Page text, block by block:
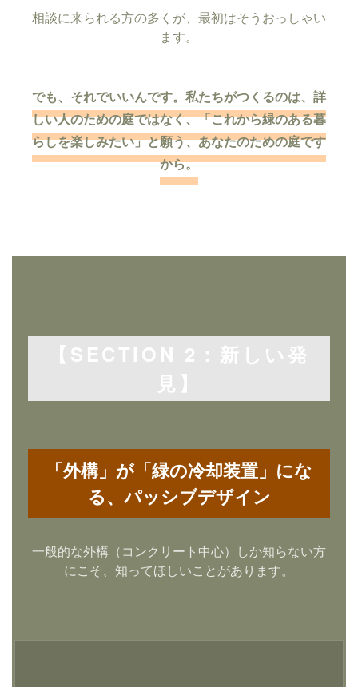
相談に来られる方の多くが、最初はそうおっしゃい
ます。
でも、それでいいんです。私たちがつくるのは、詳
しい人のための庭ではなく、「これから緑のある暮
らしを楽しみたい」と願う、あなたのための庭です
から。
【SECTION 2：新しい発
見】
「外構」が「緑の冷却装置」にな
る、パッシブデザイン
一般的な外構（コンクリート中心）しか知らない方
にこそ、知ってほしいことがあります。